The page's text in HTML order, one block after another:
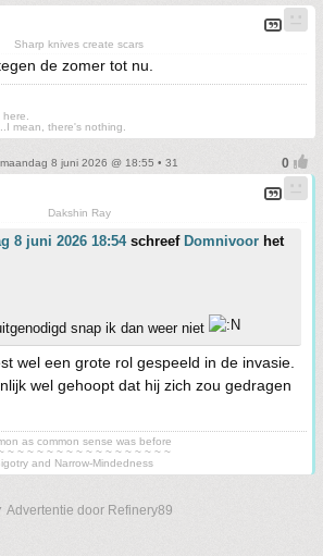
Sharp knives create scars
de zomer tot nu.
mean, there's nothing.
maandag 8 juni 2026 @ 18:55 • 31
Dakshin Ray
8 juni 2026 18:54schreef Domnivoor het
snap ik dan weer niet
wel een grote rol gespeeld in de invasie.
wel gehoopt dat hij zich zou gedragen
as common sense was before
~ ~ ~ ~ ~ ~ ~ ~ ~ ~ ~ ~ ~ ~ ~ ~ ~
and Narrow-Mindedness
Advertentie door Refinery89